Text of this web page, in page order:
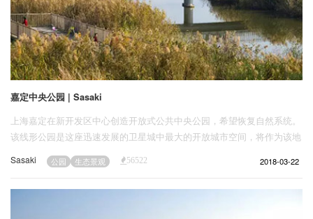
嘉定中央公园 | Sasaki
上海嘉定在新开发区中心创造开放式公共中央公园，希望恢复自然系统。
该线形公园是这座迅速发展的卫星城中最大的开放城市空间，将作为该地
公园创造了多方位的体验。
Sasaki 公园 生态景观 56522 2018-03-22